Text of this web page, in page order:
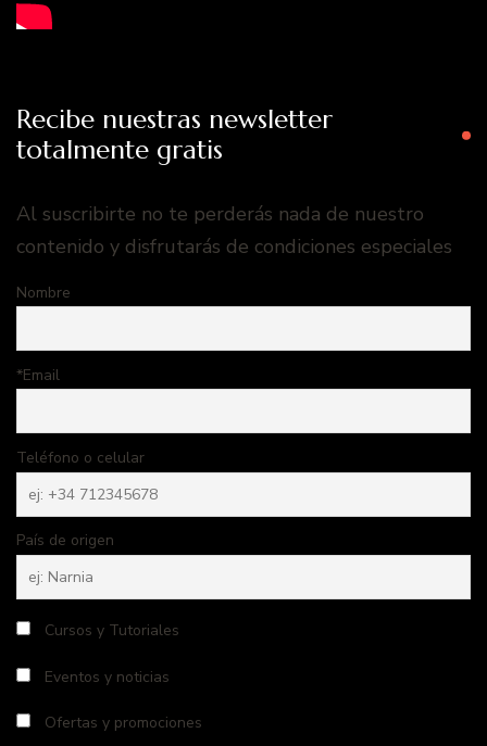
Recibe nuestras newsletter
totalmente gratis
Al suscribirte no te perderás nada de nuestro
contenido y disfrutarás de condiciones especiales
Nombre
*Email
Teléfono o celular
País de origen
Cursos y Tutoriales
Eventos y noticias
Ofertas y promociones